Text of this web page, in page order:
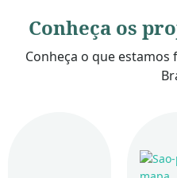
Conheça os
Conheça o que